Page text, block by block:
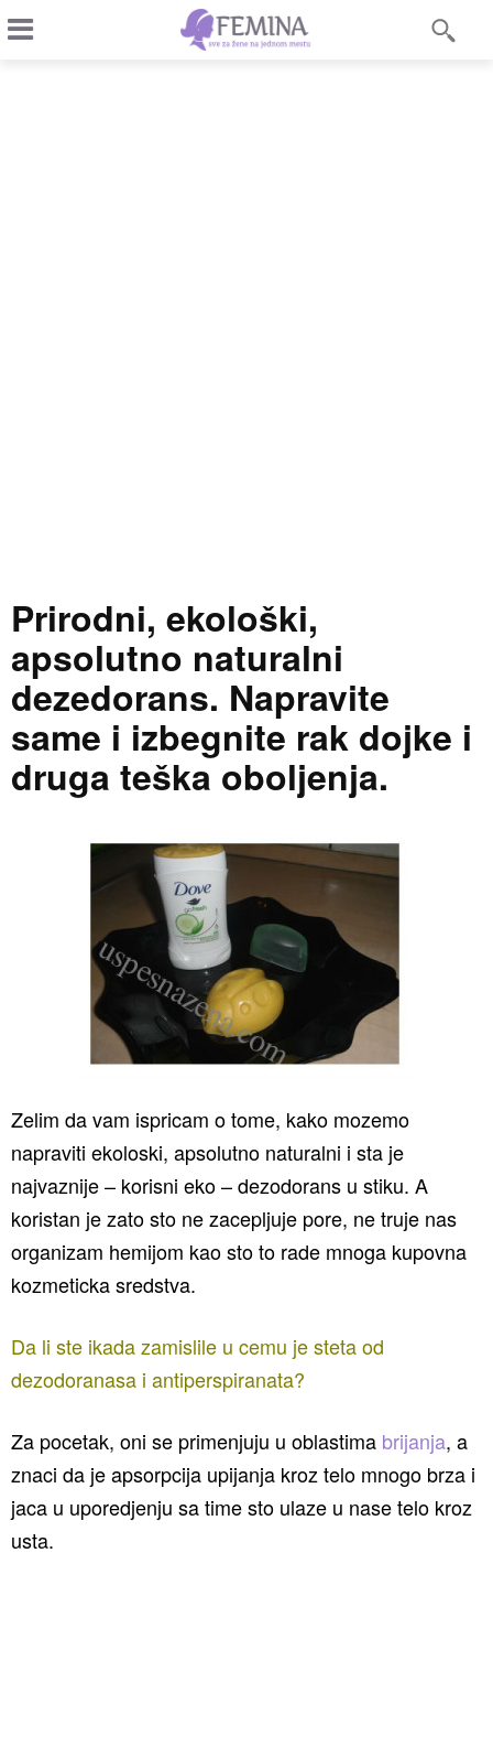
Prirodni, ekološki,
apsolutno naturalni
dezedorans. Napravite
same i izbegnite rak dojke i
druga teška oboljenja.
Zelim da vam ispricam o tome, kako mozemo
napraviti ekoloski, apsolutno naturalni i sta je
najvaznije – korisni eko – dezodorans u stiku. A
koristan je zato sto ne zacepljuje pore, ne truje nas
organizam hemijom kao sto to rade mnoga kupovna
kozmeticka sredstva.
Da li ste ikada zamislile u cemu je steta od
dezodoranasa i antiperspiranata?
Za pocetak, oni se primenjuju u oblastima brijanja, a
znaci da je apsorpcija upijanja kroz telo mnogo brza i
jaca u uporedjenju sa time sto ulaze u nase telo kroz
usta.